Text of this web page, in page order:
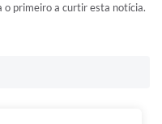
o primeiro a curtir esta notícia.